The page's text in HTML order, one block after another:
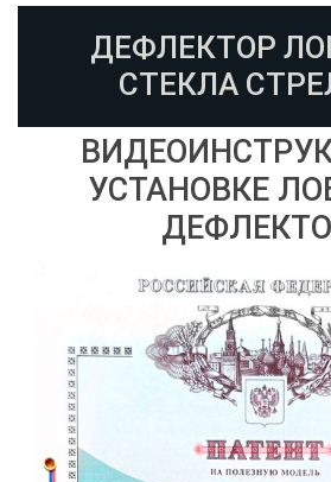
ДЕФЛЕКТОР
СТЕКЛА
УСТАНОВКЕ